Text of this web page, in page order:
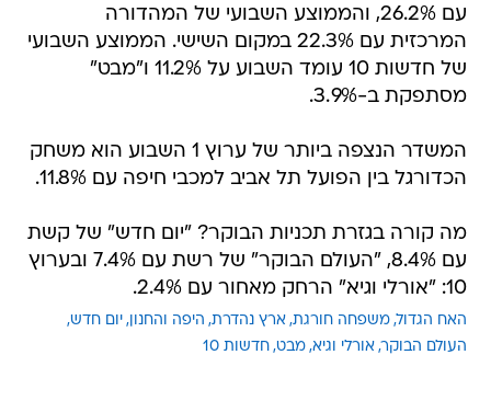
עם 26.2%, והממוצע השבועי של המהדורה
המרכזית עם 22.3% במקום השישי. הממוצע השבועי
של חדשות 10 עומד השבוע על 11.2% ו"מבט"
מסתפקת ב-3.9%.
המשדר הנצפה ביותר של ערוץ 1 השבוע הוא משחק
הכדורגל בין הפועל תל אביב למכבי חיפה עם 11.8%.
מה קורה בגזרת תכניות הבוקר? "יום חדש" של קשת
עם 8.4%, "העולם הבוקר" של רשת עם 7.4% ובערוץ
10: "אורלי וגיא" הרחק מאחור עם 2.4%.
האח הגדול משפחה חורגת ארץ נהדרת היפה והחנון יום חדש
העולם הבוקר אורלי וגיא מבט חדשות 10